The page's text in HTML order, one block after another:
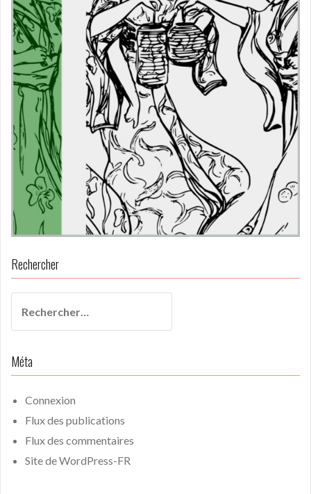
Rechercher
Méta
Connexion
Flux des publications
Flux des commentaires
Site de WordPress-FR